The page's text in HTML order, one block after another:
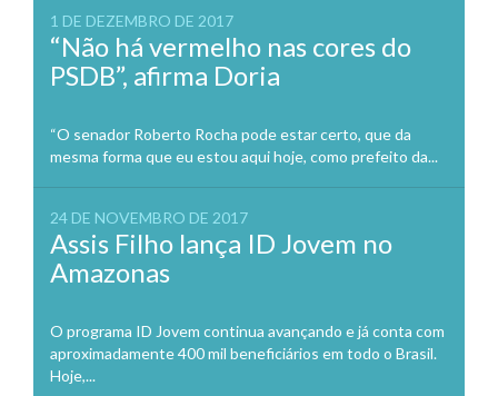
1 DE DEZEMBRO DE 2017
“Não há vermelho nas cores do
PSDB”, afirma Doria
“O senador Roberto Rocha pode estar certo, que da
mesma forma que eu estou aqui hoje, como prefeito da...
24 DE NOVEMBRO DE 2017
Assis Filho lança ID Jovem no
Amazonas
O programa ID Jovem continua avançando e já conta com
aproximadamente 400 mil beneficiários em todo o Brasil.
Hoje,...